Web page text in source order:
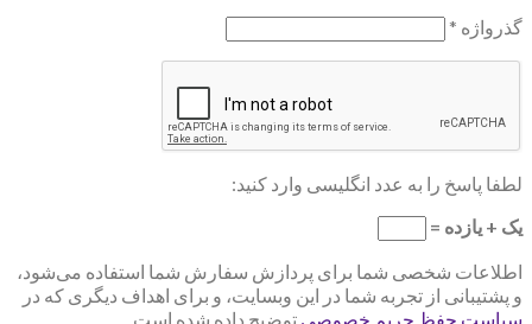
گذرواژه *
لطفا پاسخ را به عدد انگلیسی وارد کنید:
یک + یازده =
اطلاعات شخصی شما برای پردازش سفارش شما استفاده می‌شود،
و پشتیبانی از تجربه شما در این وبسایت، و برای اهداف دیگری که در
سیاست حفظ حریم خصوصی توضیح داده شده است.